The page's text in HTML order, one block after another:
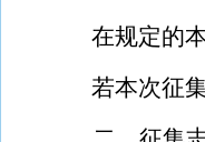
在规定的
若本次征